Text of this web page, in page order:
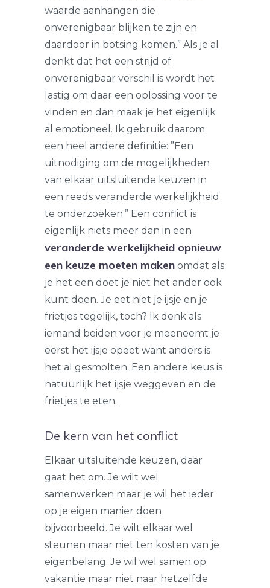
waarde aanhangen die
onverenigbaar blijken te zijn en
daardoor in botsing komen.” Als je al
denkt dat het een strijd of
onverenigbaar verschil is wordt het
lastig om daar een oplossing voor te
vinden en dan maak je het eigenlijk
al emotioneel. Ik gebruik daarom
een heel andere definitie: ”Een
uitnodiging om de mogelijkheden
van elkaar uitsluitende keuzen in
een reeds veranderde werkelijkheid
te onderzoeken.” Een conflict is
eigenlijk niets meer dan in een
veranderde werkelijkheid opnieuw
een keuze moeten maken omdat als
je het een doet je niet het ander ook
kunt doen. Je eet niet je ijsje en je
frietjes tegelijk, toch? Ik denk als
iemand beiden voor je meeneemt je
eerst het ijsje opeet want anders is
het al gesmolten. Een andere keus is
natuurlijk het ijsje weggeven en de
frietjes te eten.
De kern van het conflict
Elkaar uitsluitende keuzen, daar
gaat het om. Je wilt wel
samenwerken maar je wil het ieder
op je eigen manier doen
bijvoorbeeld. Je wilt elkaar wel
steunen maar niet ten kosten van je
eigenbelang. Je wil wel samen op
vakantie maar niet naar hetzelfde